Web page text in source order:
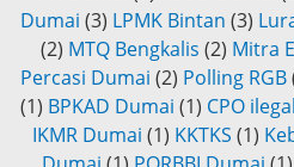
Dumai (3) LPMK Bintan (3)
(2) MTQ Bengkalis (2) Mitra
Percasi Dumai (2) Polling RGB
(1) BPKAD Dumai (1) CPO ilegal
IKMR Dumai (1) KKTKS (1)